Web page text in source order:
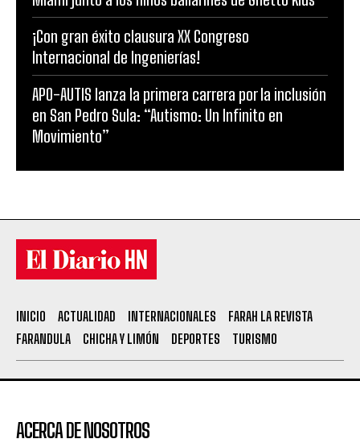
¡Con gran éxito clausura XX Congreso
Internacional de Ingenierías!
APO-AUTIS lanza la primera carrera por la inclusión
en San Pedro Sula: “Autismo: Un Infinito en
Movimiento”
INICIO ACTUALIDAD INTERNACIONALES
FARAH LA REVISTA
FARANDULA
CHICHA Y LIMÓN DEPORTES TURISMO
ACERCA DE NOSOTROS